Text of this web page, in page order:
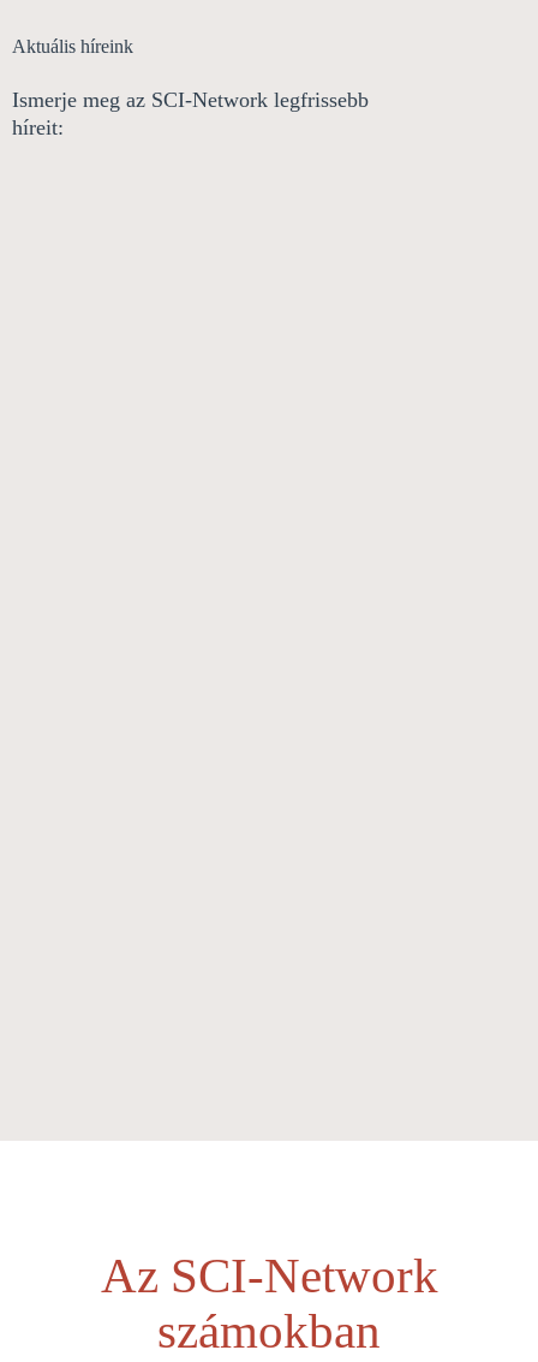
Aktuális híreink
Ismerje meg az SCI-Network legfrissebb
híreit:
Az SCI-Network
számokban